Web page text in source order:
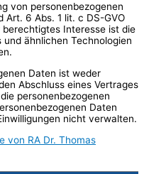
von personenbezogenen
Art. 6 Abs. 1 lit. c DS-GVO
berechtigtes Interesse ist die
ähnlichen Technologien
Daten ist weder
Abschluss eines Vertrages
personenbezogenen
Daten
nicht verwalten.
von RA Dr. Thomas